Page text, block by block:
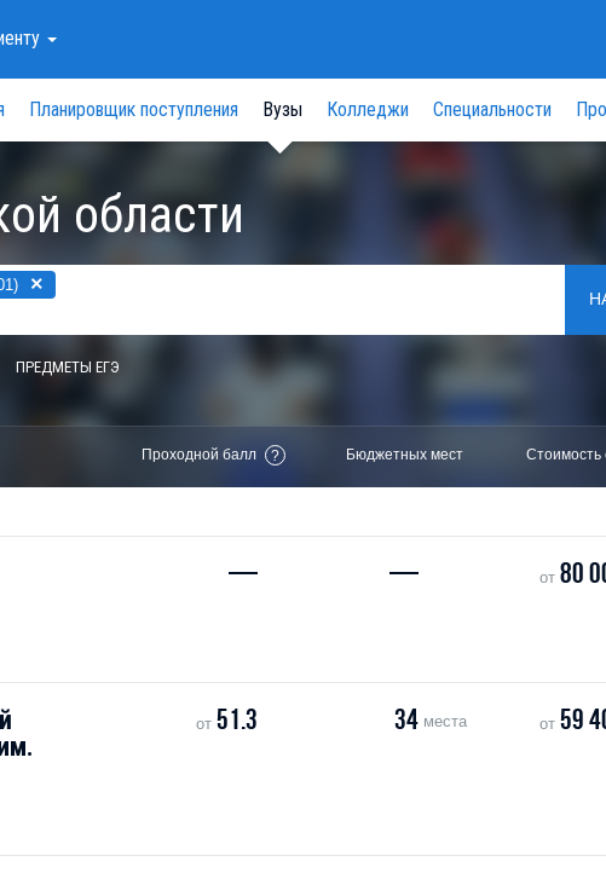
Планировщик поступления Вузы Колледжи Специальности
области
×
ПРЕДМЕТЫ ЕГЭ
Проходной балл ? Бюджетных мест Стоимость
— — от 80
от51.3 34места от 59